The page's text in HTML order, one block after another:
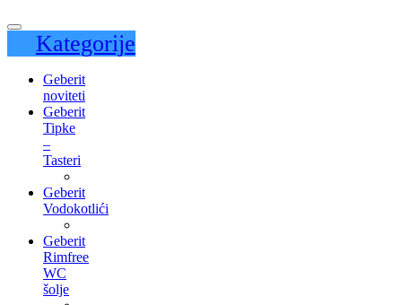
Kategorije
Geberit
noviteti
Geberit
Tipke
–
Tasteri
Geberit
Vodokotlići
Geberit
Rimfree
WC
šolje